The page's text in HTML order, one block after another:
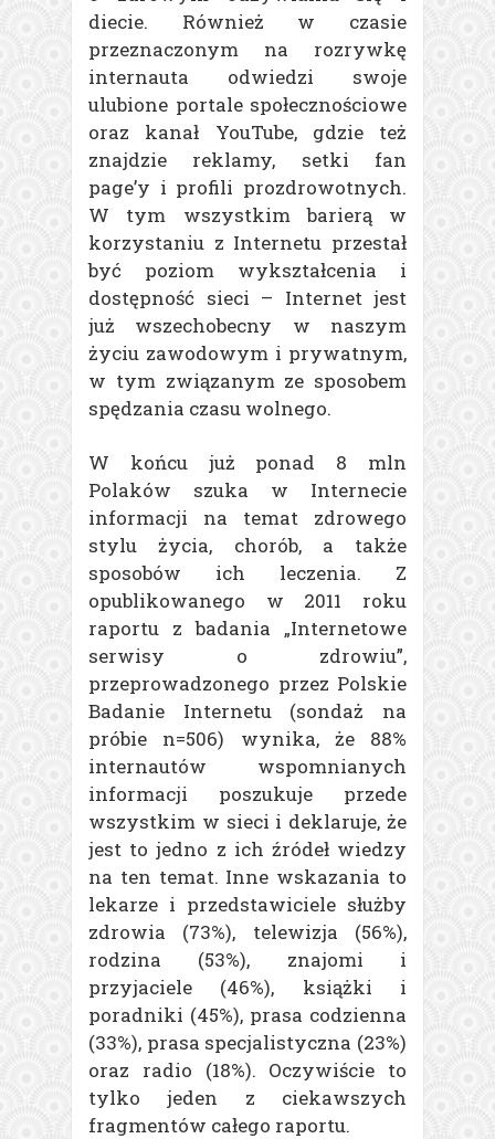
diecie. Również w czasie
przeznaczonym na rozrywkę
internauta odwiedzi swoje
ulubione portale społecznościowe
oraz kanał YouTube, gdzie też
znajdzie reklamy, setki fan
page’y i profili prozdrowotnych.
W tym wszystkim barierą w
korzystaniu z Internetu przestał
być poziom wykształcenia i
dostępność sieci – Internet jest
już wszechobecny w naszym
życiu zawodowym i prywatnym,
w tym związanym ze sposobem
spędzania czasu wolnego.
W końcu już ponad 8 mln
Polaków szuka w Internecie
informacji na temat zdrowego
stylu życia, chorób, a także
sposobów ich leczenia. Z
opublikowanego w 2011 roku
raportu z badania „Internetowe
serwisy o zdrowiu”,
przeprowadzonego przez Polskie
Badanie Internetu (sondaż na
próbie n=506) wynika, że 88%
internautów wspomnianych
informacji poszukuje przede
wszystkim w sieci i deklaruje, że
jest to jedno z ich źródeł wiedzy
na ten temat. Inne wskazania to
lekarze i przedstawiciele służby
zdrowia (73%), telewizja (56%),
rodzina (53%), znajomi i
przyjaciele (46%), książki i
poradniki (45%), prasa codzienna
(33%), prasa specjalistyczna (23%)
oraz radio (18%). Oczywiście to
tylko jeden z ciekawszych
fragmentów całego raportu.